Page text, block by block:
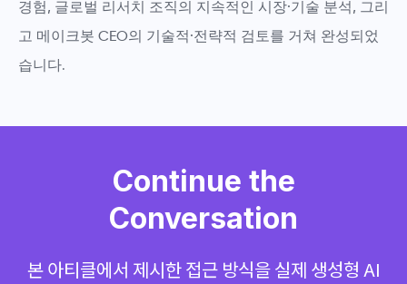
경험, 글로벌 리서치 조직의 지속적인 시장·기술 분석, 그리
고 메이크봇 CEO의 기술적·전략적 검토를 거쳐 완성되었
습니다.
Continue the
Conversation
본 아티클에서 제시한 접근 방식을 실제 생성형 AI